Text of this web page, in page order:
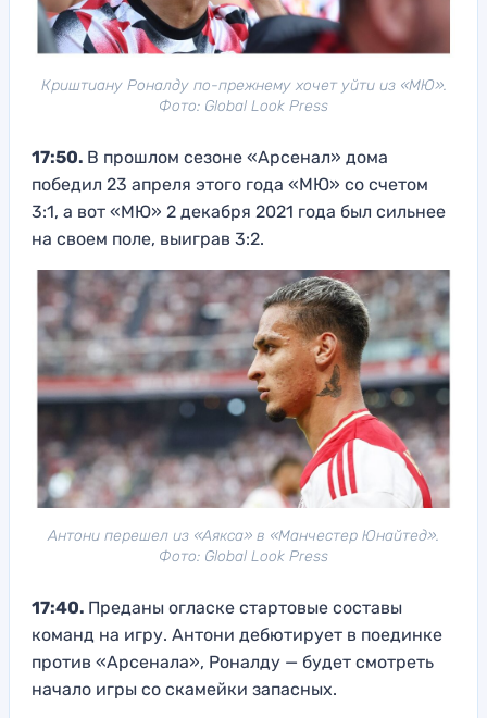
Криштиану Роналду по-прежнему хочет уйти из «МЮ».
Фото: Global Look Press
17:50. В прошлом сезоне «Арсенал» дома
победил 23 апреля этого года «МЮ» со счетом
3:1, а вот «МЮ» 2 декабря 2021 года был сильнее
на своем поле, выиграв 3:2.
Антони перешел из «Аякса» в «Манчестер Юнайтед».
Фото: Global Look Press
17:40. Преданы огласке стартовые составы
команд на игру. Антони дебютирует в поединке
против «Арсенала», Роналду — будет смотреть
начало игры со скамейки запасных.